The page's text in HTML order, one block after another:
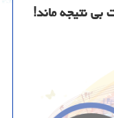
نتیجه ماند!